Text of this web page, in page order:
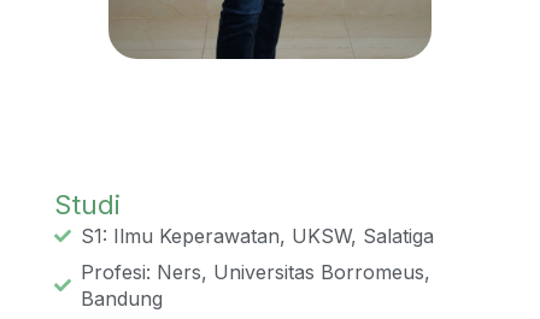
Studi
S1: Ilmu Keperawatan, UKSW, Salatiga
Profesi: Ners, Universitas Borromeus,
Bandung